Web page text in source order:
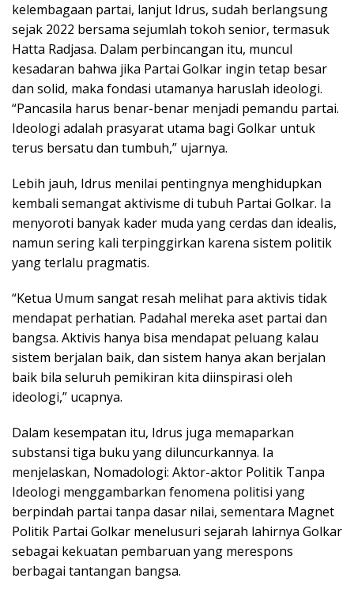
kelembagaan partai, lanjut Idrus, sudah berlangsung
sejak 2022 bersama sejumlah tokoh senior, termasuk
Hatta Radjasa. Dalam perbincangan itu, muncul
kesadaran bahwa jika Partai Golkar ingin tetap besar
dan solid, maka fondasi utamanya haruslah ideologi.
“Pancasila harus benar-benar menjadi pemandu partai.
Ideologi adalah prasyarat utama bagi Golkar untuk
terus bersatu dan tumbuh,” ujarnya.
Lebih jauh, Idrus menilai pentingnya menghidupkan
kembali semangat aktivisme di tubuh Partai Golkar. Ia
menyoroti banyak kader muda yang cerdas dan idealis,
namun sering kali terpinggirkan karena sistem politik
yang terlalu pragmatis.
“Ketua Umum sangat resah melihat para aktivis tidak
mendapat perhatian. Padahal mereka aset partai dan
bangsa. Aktivis hanya bisa mendapat peluang kalau
sistem berjalan baik, dan sistem hanya akan berjalan
baik bila seluruh pemikiran kita diinspirasi oleh
ideologi,” ucapnya.
Dalam kesempatan itu, Idrus juga memaparkan
substansi tiga buku yang diluncurkannya. Ia
menjelaskan, Nomadologi: Aktor-aktor Politik Tanpa
Ideologi menggambarkan fenomena politisi yang
berpindah partai tanpa dasar nilai, sementara Magnet
Politik Partai Golkar menelusuri sejarah lahirnya Golkar
sebagai kekuatan pembaruan yang merespons
berbagai tantangan bangsa.